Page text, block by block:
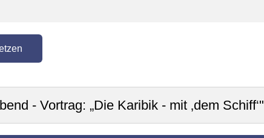
- Vortrag: „Die Karibik - mit ‚dem Schiff‘"